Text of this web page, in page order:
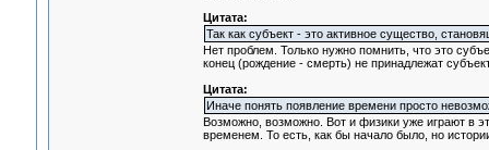
Цитата:
Так как субъект - это активное существо,
Нет проблем. Только нужно помнить, что это
конец (рождение - смерть) не принадлежат
Цитата:
Иначе понять появление времени просто
Возможно, возможно. Вот и физики уже играют в
временем. То есть, как бы начало было, но